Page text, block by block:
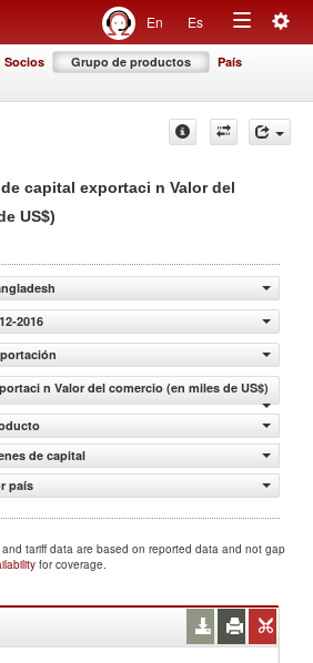
En Es
Toggle
Socios Grupo de productos País
capital exportaci n Valor del
US$)
2016
n Valor del comercio (en miles de US$)
de capital
país
tariff data are based on reported data and not gap
for coverage.